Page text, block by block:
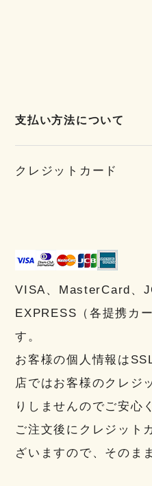
支払い方法について
クレジットカード
VISA、MasterCard、
EXPRESS（各提携カ
す。
お客様の個人情報は
店ではお客様のクレジ
りしませんのでご安心
ご注文後にクレジット
ざいますので、そのま